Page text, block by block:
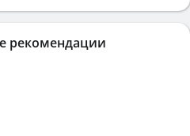
рекомендации